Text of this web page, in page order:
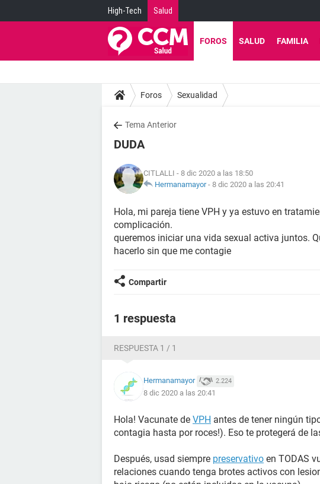
High-Tech Salud
FOROS SALUD FAMILIA
Foros Sexualidad
Tema Anterior
DUDA
CITLALLI - 8 dic 2020 a las 18:50
Hermanamayor- 8 dic 2020 a las 20:41
Hola, mi pareja tiene VPH y ya estuvo en
complicación.
queremos iniciar una vida sexual activa juntos.
hacerlo sin que me contagie
Compartir
1 respuesta
RESPUESTA 1 / 1
Hermanamayor 2.224
8 dic 2020 a las 20:41
Hola! Vacunate de VPH antes de tener ningún
contagia hasta por roces!). Eso te protegerá de
Después, usad siempre preservativo en TODAS
relaciones cuando tenga brotes activos con